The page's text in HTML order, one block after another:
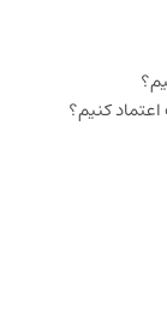
کنیم؟